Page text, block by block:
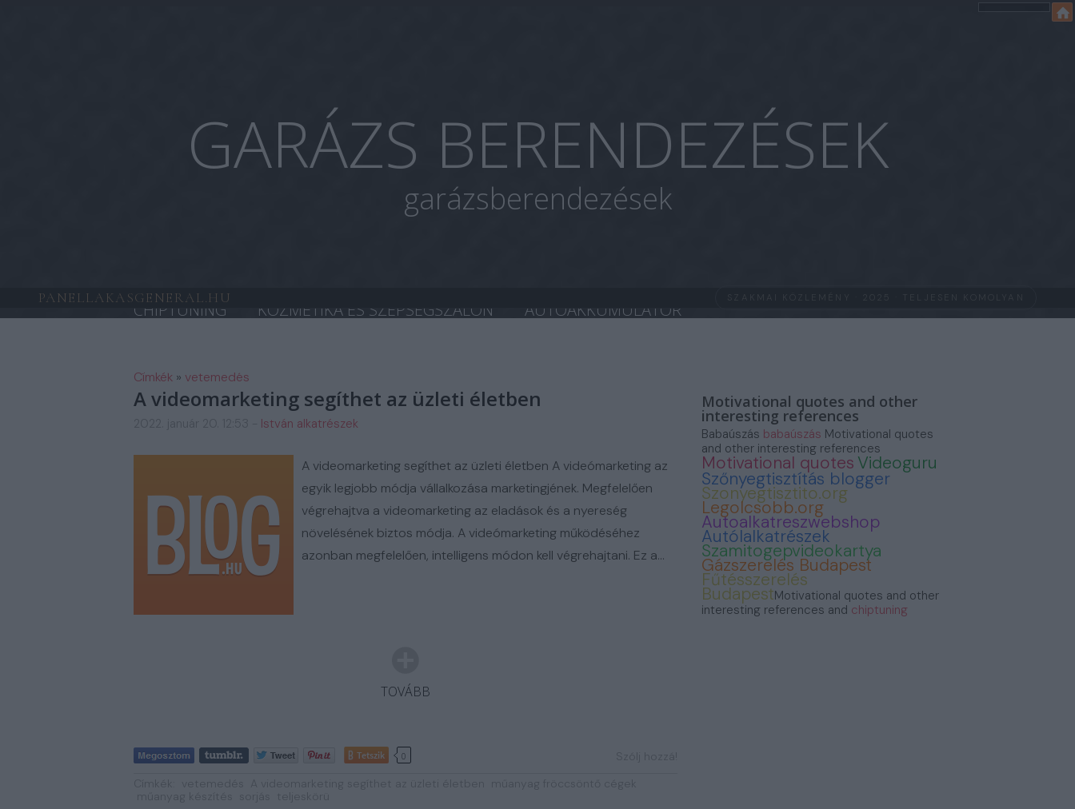
GARÁZS BERENDEZÉSEK
garázsberendezések
CHIPTUNING KOZMETIKA ÉS SZÉPSÉGSZALON
AUTOAKKUMULÁTOR
FM AUTOSZERIZ GALERIA
Címkék » vetemedés
A videomarketing segíthet az üzleti életben
István alkatrészek
A videomarketing segíthet az üzleti életben A videómarketing az
egyik legjobb módja vállalkozása marketingjének. Megfelelően
végrehajtva a videomarketing az eladások és a nyereség
növelésének biztos módja. A videómarketing működéséhez
azonban megfelelően, intelligens módon kell végrehajtani. Ez a…
TOVÁBB
Tetszik 0
Motivational quotes and other
interesting references
Babaúszás babaúszás Motivational quotes
and other interesting references
Motivational quotes Videoguru
Szőnyegtisztítás blogger
Szonyegtisztito.org
Legolcsobb.org
Autoalkatreszwebshop
Autólalkatrészek
Szamitogepvideokartya
Gázszerelés Budapest
Fűtésszerelés
BudapestMotivational quotes and other
interesting references and chiptuning
PANELLAKASGENERAL.HU SZAKMAI KÖZLEMÉNY · 2025 · TELJESEN KOMOLYAN